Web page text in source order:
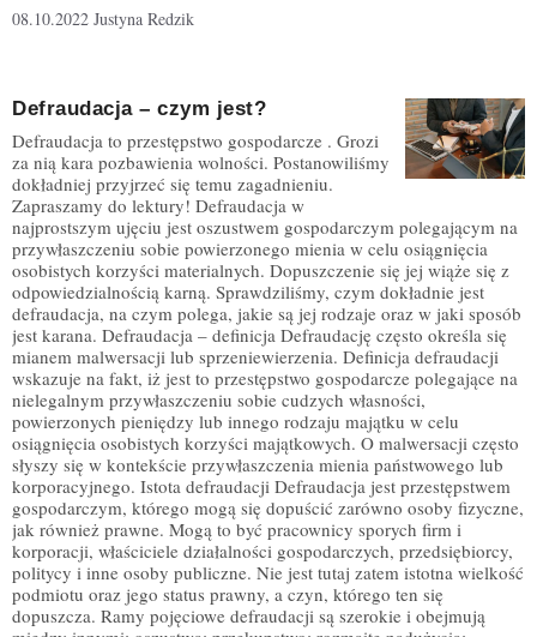
08.10.2022 Justyna Redzik
Defraudacja – czym jest?
Defraudacja to przestępstwo gospodarcze . Grozi
za nią kara pozbawienia wolności. Postanowiliśmy
dokładniej przyjrzeć się temu zagadnieniu.
Zapraszamy do lektury! Defraudacja w
najprostszym ujęciu jest oszustwem gospodarczym polegającym na
przywłaszczeniu sobie powierzonego mienia w celu osiągnięcia
osobistych korzyści materialnych. Dopuszczenie się jej wiąże się z
odpowiedzialnością karną. Sprawdziliśmy, czym dokładnie jest
defraudacja, na czym polega, jakie są jej rodzaje oraz w jaki sposób
jest karana. Defraudacja – definicja Defraudację często określa się
mianem malwersacji lub sprzeniewierzenia. Definicja defraudacji
wskazuje na fakt, iż jest to przestępstwo gospodarcze polegające na
nielegalnym przywłaszczeniu sobie cudzych własności,
powierzonych pieniędzy lub innego rodzaju majątku w celu
osiągnięcia osobistych korzyści majątkowych. O malwersacji często
słyszy się w kontekście przywłaszczenia mienia państwowego lub
korporacyjnego. Istota defraudacji Defraudacja jest przestępstwem
gospodarczym, którego mogą się dopuścić zarówno osoby fizyczne,
jak również prawne. Mogą to być pracownicy sporych firm i
korporacji, właściciele działalności gospodarczych, przedsiębiorcy,
politycy i inne osoby publiczne. Nie jest tutaj zatem istotna wielkość
podmiotu oraz jego status prawny, a czyn, którego ten się
dopuszcza. Ramy pojęciowe defraudacji są szerokie i obejmują